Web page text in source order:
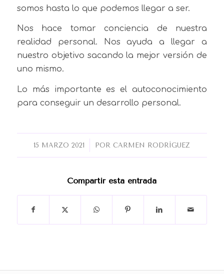
somos hasta lo que podemos llegar a ser.
Nos hace tomar conciencia de nuestra
realidad personal. Nos ayuda a llegar a
nuestro objetivo sacando la mejor versión de
uno mismo.
Lo más importante es el autoconocimiento
para conseguir un desarrollo personal.
15 MARZO 2021
/ POR CARMEN RODRÍGUEZ
Compartir esta entrada